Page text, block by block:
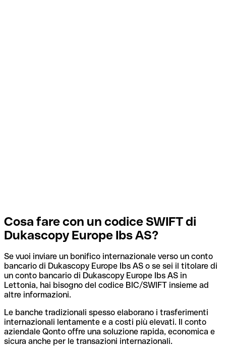
Cosa fare con un codice SWIFT di
Dukascopy Europe Ibs AS?
Se vuoi inviare un bonifico internazionale verso un conto
bancario di Dukascopy Europe Ibs AS o se sei il titolare di
un conto bancario di Dukascopy Europe Ibs AS in
Lettonia, hai bisogno del codice BIC/SWIFT insieme ad
altre informazioni.
Le banche tradizionali spesso elaborano i trasferimenti
internazionali lentamente e a costi più elevati. Il conto
aziendale Qonto offre una soluzione rapida, economica e
sicura anche per le transazioni internazionali.